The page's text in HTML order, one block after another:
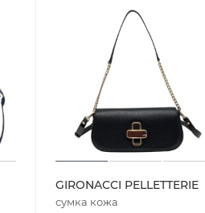
GIRONACCI PELLETTERIE
сумка кожа